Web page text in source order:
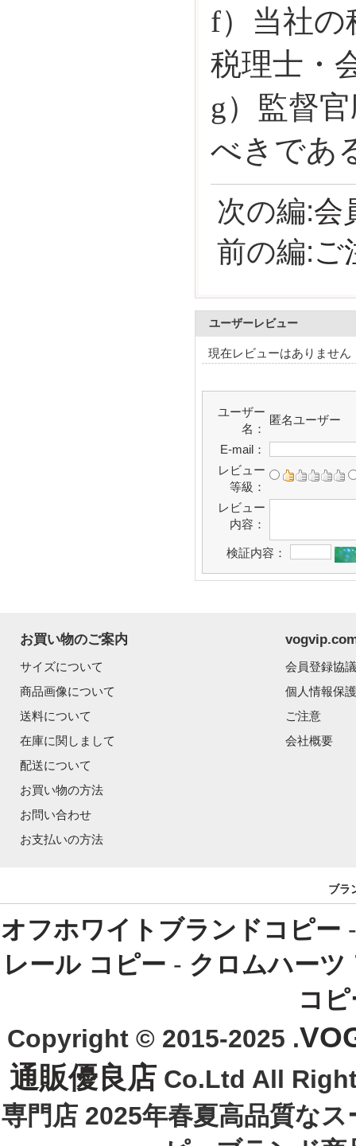
f）当社の
税理士・
g）監督
べきであ
次の編:会
前の編:ご
ユーザーレビュー
現在レビューはありません
ユーザー
名：
匿名ユーザー
E-mail：
レビュー
等級：
レビュー
内容：
検証内容：
お買い物のご案内
サイズについて
商品画像について
送料について
在庫に関しまして
配送について
お買い物の方法
お問い合わせ
お支払いの方法
会員登録協
個人情報保
ご注意
会社概要
ブラ
オフホワイトブランドコピー
レール コピー - クロムハーツ
コ
Copyright © 2015-2025 .
通販優良店 Co.Ltd All
専門店 2025年春夏高品質な